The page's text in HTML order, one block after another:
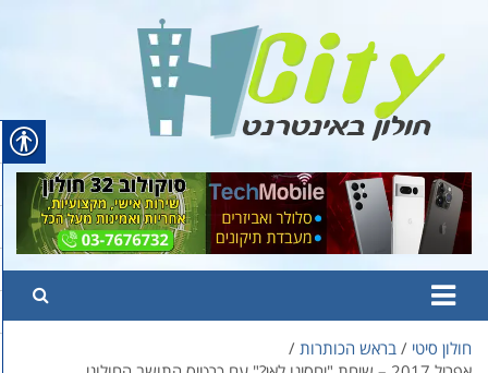
content
Hcity – חולון באינטרנט
פורטל החדשות והמידע של חולון
חולון סיטי
בראש הכותרות